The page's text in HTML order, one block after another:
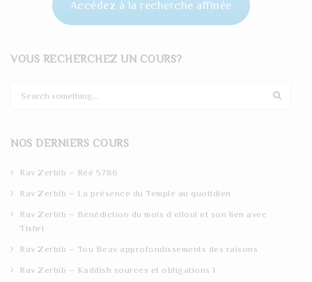
Accédez à la recherche affinée
VOUS RECHERCHEZ UN COURS?
c
NOS DERNIERS COURS
Rav Zerbib – Réé 5786
Rav Zerbib – La présence du Temple au quotidien
Rav Zerbib – Bénédiction du mois d’elloul et son lien avec
Tishri
Rav Zerbib – Tou Beav approfondissements des raisons
Rav Zerbib – Kaddish sources et obligations 1